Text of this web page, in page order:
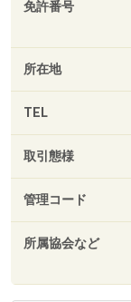
免許番号
所在地
TEL
取引態様
管理コード
所属協会など